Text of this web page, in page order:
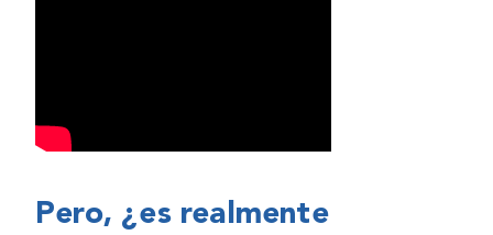
Pero, ¿es realmente